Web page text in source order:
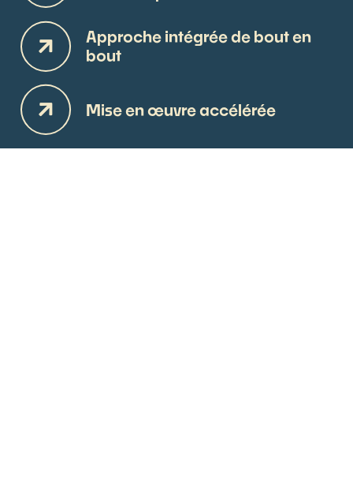
Approche intégrée de bout en
bout
Mise en œuvre accélérée